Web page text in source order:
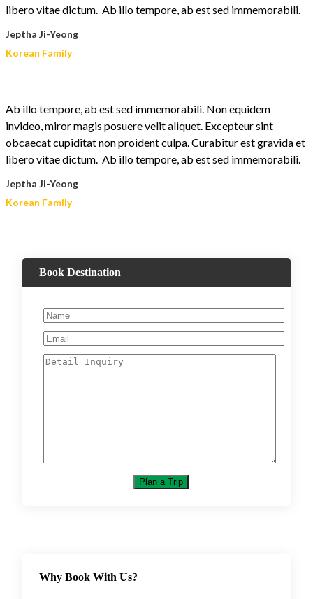
libero vitae dictum. Ab illo tempore, ab est sed immemorabili.
Jeptha Ji-Yeong
Korean Family
Ab illo tempore, ab est sed immemorabili. Non equidem
invideo, miror magis posuere velit aliquet. Excepteur sint
obcaecat cupiditat non proident culpa. Curabitur est gravida et
libero vitae dictum. Ab illo tempore, ab est sed immemorabili.
Jeptha Ji-Yeong
Korean Family
Book Destination
Why Book With Us?